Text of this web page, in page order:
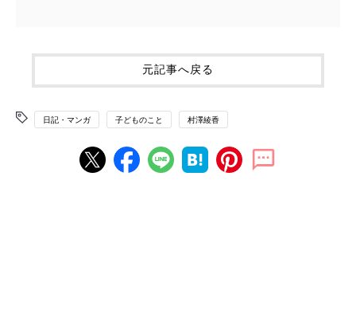
元記事へ戻る
日記・マンガ 子どものこと 村澤綾香